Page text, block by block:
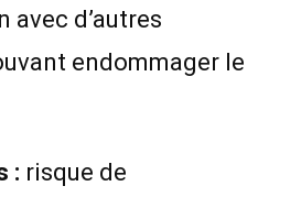
avec d’autres
endommager le
: risque de